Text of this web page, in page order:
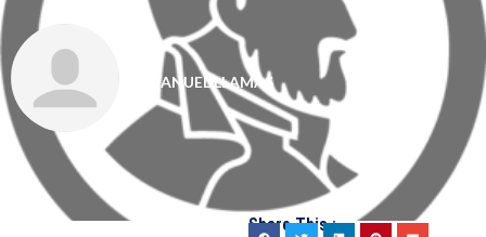
MANUEL LLAMAS
Share This :